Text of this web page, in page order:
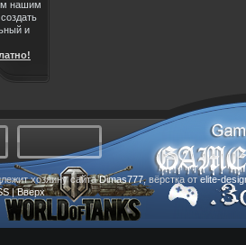
нашим
и
хозяину сайтаDimas777, вёрстка от elite-
|Вверх